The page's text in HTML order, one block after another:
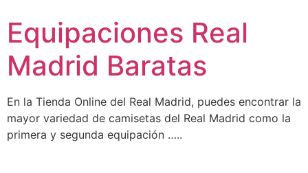
contenido
Equipaciones Real
Madrid Baratas
En la Tienda Online del Real Madrid, puedes encontrar la
mayor variedad de camisetas del Real Madrid como la
primera y segunda equipación …..